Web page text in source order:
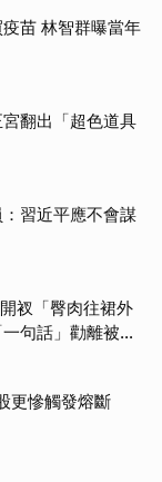
苗 林智群曝當年
翻出「超色道具
習近平應不會謀
衩「臀肉往裙外
句話」勸離被狂
更慘觸發熔斷